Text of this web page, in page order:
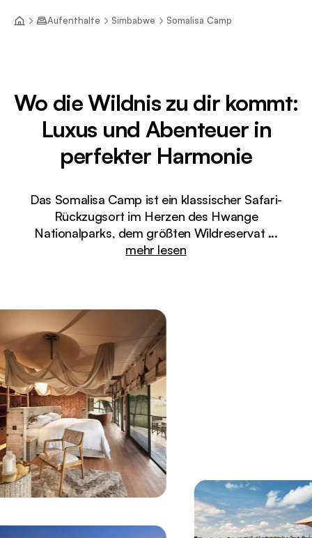
Aufenthalte Simbabwe Somalisa Camp
Wo die Wildnis zu dir kommt:
Luxus und Abenteuer in
perfekter Harmonie
Das Somalisa Camp ist ein klassischer Safari-
Rückzugsort im Herzen des Hwange
Nationalparks, dem größten Wildreservat ...
mehr lesen